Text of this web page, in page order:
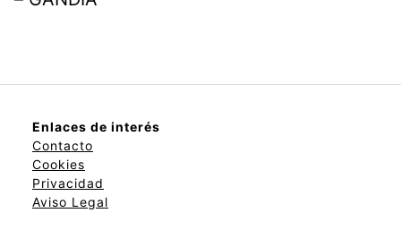
Enlaces de interés
Contacto
Cookies
Privacidad
Aviso Legal